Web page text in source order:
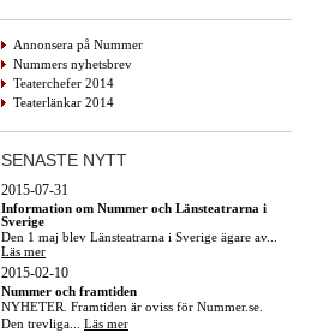
Annonsera på Nummer
Nummers nyhetsbrev
Teaterchefer 2014
Teaterlänkar 2014
SENASTE NYTT
2015-07-31
Information om Nummer och Länsteatrarna i
Sverige
Den 1 maj blev Länsteatrarna i Sverige ägare av...
Läs mer
2015-02-10
Nummer och framtiden
NYHETER. Framtiden är oviss för Nummer.se.
Den trevliga... Läs mer